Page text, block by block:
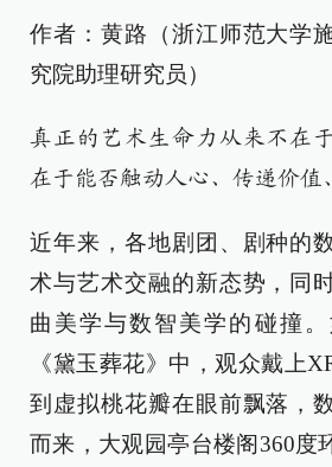
作者：黄路（浙江师范大学
究院助理研究员）
真正的艺术生命力从来不在
在于能否触动人心、传递价值
近年来，各地剧团、剧种的
术与艺术交融的新态势，同
曲美学与数智美学的碰撞
《黛玉葬花》中，观众戴上
到虚拟桃花瓣在眼前飘落，
而来，大观园亭台楼阁360度